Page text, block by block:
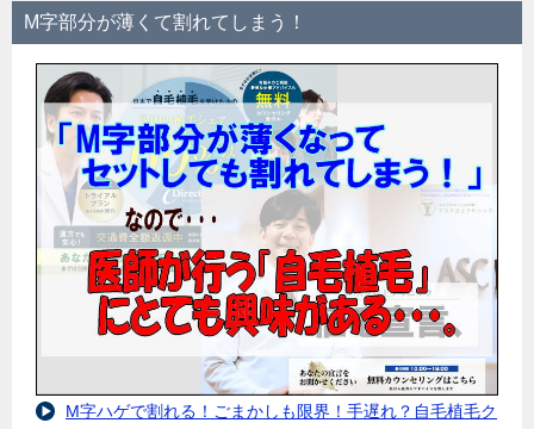
M字部分が薄くて割れてしまう！
M字ハゲで割れる！ごまかしも限界！手遅れ？自毛植毛ク